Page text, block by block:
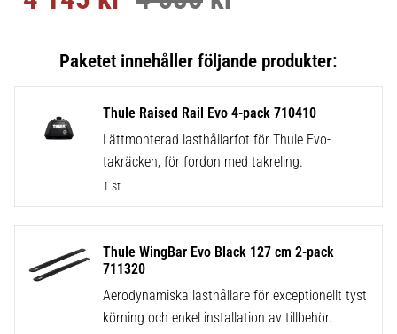
Thule Raised Rail Evo 4-pack 710410
Lättmonterad lasthållarfot för Thule Evo-
takräcken, för fordon med takreling.
1 st
Thule WingBar Evo Black 127 cm 2-pack
711320
Aerodynamiska lasthållare för exceptionellt tyst
körning och enkel installation av tillbehör.